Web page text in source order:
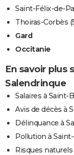
Saint-Félix-de-
Thoiras-Corbès
Gard
Occitanie
En savoir plus
Salendrinque
Salaires à Saint-
Avis de décès à
Délinquance à
Pollution à
Risques